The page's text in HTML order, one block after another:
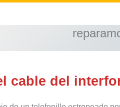
cable del